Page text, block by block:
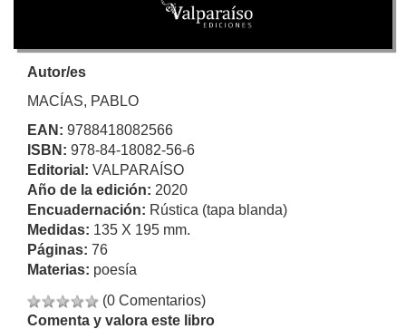
Autor/es
MACÍAS, PABLO
EAN: 9788418082566
ISBN: 978-84-18082-56-6
Editorial: VALPARAÍSO
Año de la edición: 2020
Encuadernación: Rústica (tapa blanda)
Medidas: 135 X 195 mm.
Páginas: 76
Materias: poesía
(0 Comentarios)
Comenta y valora este libro